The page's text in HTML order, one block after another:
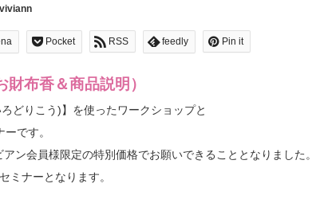
viviann
Pocket RSS feedly Pin it
布香＆商品説明）
どりこう)】を使ったワークショップと
です。
ン会員様限定の特別価格でお願いできることとなりました。
ミナーとなります。